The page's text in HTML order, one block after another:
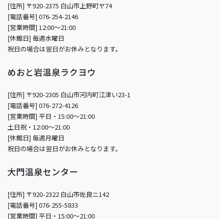
[住所] 〒920-2375 白山市上野町ヤ74
[電話番号] 076-254-2146
[営業時間] 12:00～21:00
[休館日] 毎週水曜日
祝日の場合は翌日がお休みとなります。
めおと岩温泉ラクヨウ
[住所] 〒920-2305 白山市河内町江津い23-1
[電話番号] 076-272-4126
[営業時間] 平日・15:00～21:00
土日祝・12:00～21:00
[休館日] 毎週月曜日
祝日の場合は翌日がお休みとなります。
大門温泉センター
[住所] 〒920-2322 白山市佐良ニ142
[電話番号] 076-255-5833
[営業時間] 平日・15:00～21:00